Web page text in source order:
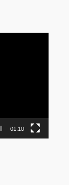
01:10